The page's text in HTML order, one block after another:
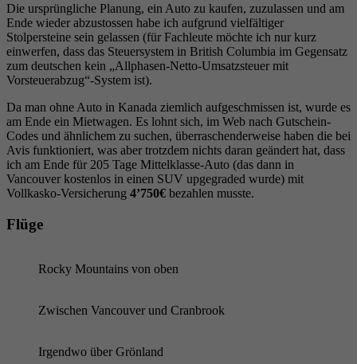
Die ursprüngliche Planung, ein Auto zu kaufen, zuzulassen und am
Ende wieder abzustossen habe ich aufgrund vielfältiger
Stolpersteine sein gelassen (für Fachleute möchte ich nur kurz
einwerfen, dass das Steuersystem in British Columbia im Gegensatz
zum deutschen kein „Allphasen-Netto-Umsatzsteuer mit
Vorsteuerabzug“-System ist).
Da man ohne Auto in Kanada ziemlich aufgeschmissen ist, wurde es
am Ende ein Mietwagen. Es lohnt sich, im Web nach Gutschein-
Codes und ähnlichem zu suchen, überraschenderweise haben die bei
Avis funktioniert, was aber trotzdem nichts daran geändert hat, dass
ich am Ende für 205 Tage Mittelklasse-Auto (das dann in
Vancouver kostenlos in einen SUV upgegraded wurde) mit
Vollkasko-Versicherung 4’750€ bezahlen musste.
Flüge
Rocky Mountains von oben
Zwischen Vancouver und Cranbrook
Irgendwo über Grönland